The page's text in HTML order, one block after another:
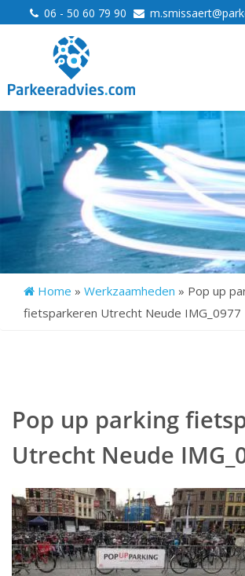
06 - 50 60 79 90
Home » Werkzaamheden » Pop up
fietsparkeren Utrecht Neude IMG_0977
Pop up parking
Utrecht Neude